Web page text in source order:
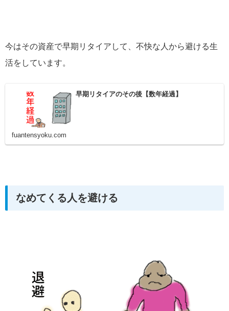
今はその資産で早期リタイアして、不快な人から避ける生
活をしています。
早期リタイアのその後【数年経過】
fuantensyoku.com
なめてくる人を避ける